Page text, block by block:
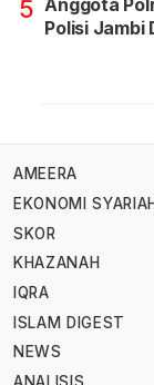
5
Polisi Jambi
AMEERA
EKONOMI SYARIAH
SKOR
KHAZANAH
IQRA
ISLAM DIGEST
NEWS